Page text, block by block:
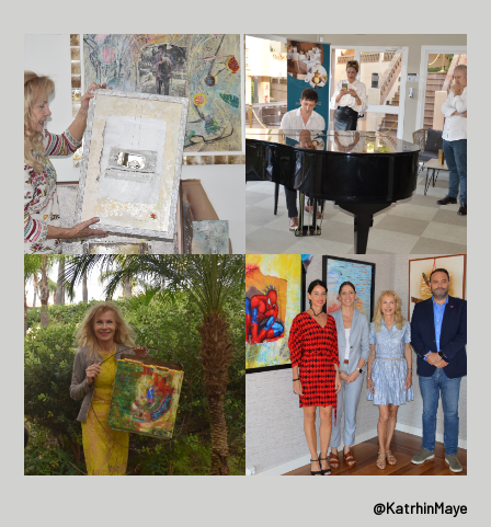
@KatrhinMaye